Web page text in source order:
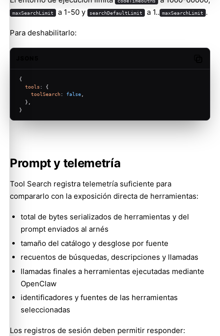
maxSearchLimit a 1-50 y searchDefaultLimit a 1.. maxSearchLimit .
Para deshabilitarlo:
{
tools : {
toolSearch: false,
  },
}
Prompt y telemetría
Tool Search registra telemetría suficiente para
compararlo con la exposición directa de herramientas:
total de bytes serializados de herramientas y del
prompt enviados al arnés
tamaño del catálogo y desglose por fuente
recuentos de búsquedas, descripciones y llamadas
llamadas finales a herramientas ejecutadas mediante
OpenClaw
identificadores y fuentes de las herramientas
seleccionadas
Los registros de sesión deben permitir responder: